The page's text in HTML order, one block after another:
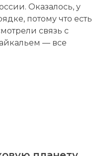
Оказалось, у
потому что есть
связь с
— все